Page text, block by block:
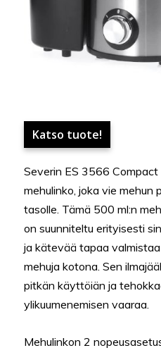
Katso tuote!
Severin ES 3566
mehulinko, joka vie mehun
tasolle. Tämä 500 ml:n
on suunniteltu erityisesti
ja kätevää tapaa
mehuja kotona. Sen
pitkän käyttöiän ja
ylikuumenemisen vaaraa.
Mehulinkon 2